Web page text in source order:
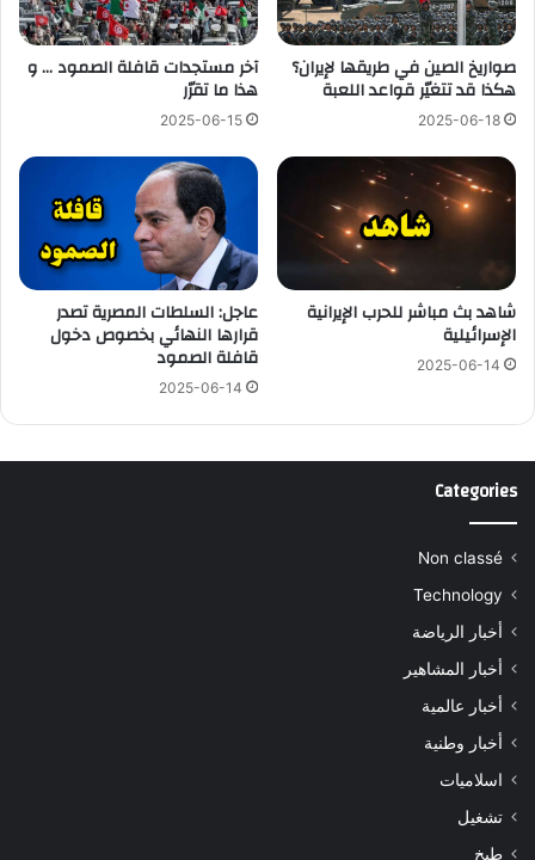
صواريخ الصين في طريقها لإيران؟
هكذا قد تتغيّر قواعد اللعبة
2025-06-18
آخر مستجدات قافلة الصمود … و
هذا ما تقرّر
2025-06-15
شاهد بث مباشر للحرب الإيرانية
الإسرائيلية
2025-06-14
عاجل: السلطات المصرية تصدر
قرارها النهائي بخصوص دخول
قافلة الصمود
2025-06-14
Categories
Non classé
Technology
أخبار الرياضة
أخبار المشاهير
أخبار عالمية
أخبار وطنية
اسلاميات
تشغيل
طبخ